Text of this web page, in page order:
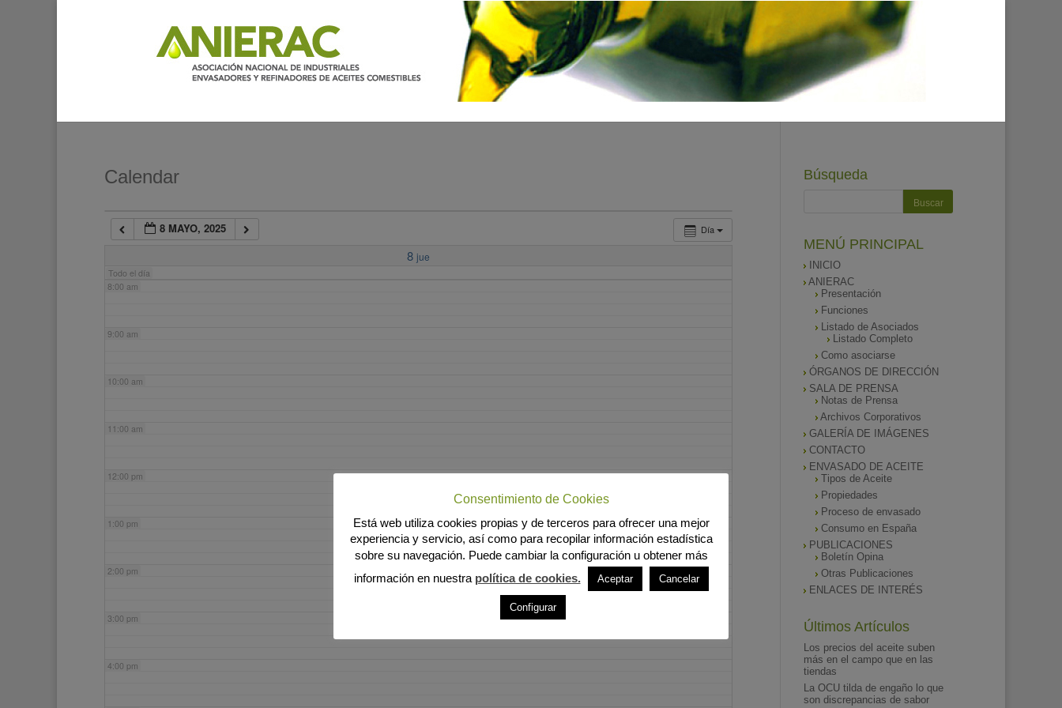
Calendar
Día
8 MAYO, 2025
8 jue
Todo el día
7:00 am
8:00 am
9:00 am
10:00 am
11:00 am
12:00 pm
1:00 pm
2:00 pm
3:00 pm
4:00 pm
Búsqueda
MENÚ PRINCIPAL
INICIO
ANIERAC
Presentación
Funciones
Listado de Asociados
Listado Completo
Como asociarse
ÓRGANOS DE DIRECCIÓN
SALA DE PRENSA
Notas de Prensa
Archivos Corporativos
GALERÍA DE IMÁGENES
CONTACTO
ENVASADO DE ACEITE
Tipos de Aceite
Propiedades
Proceso de envasado
Consumo en España
PUBLICACIONES
Boletín Opina
Otras Publicaciones
ENLACES DE INTERÉS
Últimos Artículos
Los precios del aceite suben
más en el campo que en las
tiendas
La OCU tilda de engaño lo que
son discrepancias de sabor
Consentimiento de Cookies
Está web utiliza cookies propias y de terceros para ofrecer una mejor
experiencia y servicio, así como para recopilar información estadística
sobre su navegación. Puede cambiar la configuración u obtener más
información en nuestra política de cookies. Aceptar Cancelar
Configurar